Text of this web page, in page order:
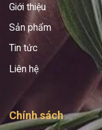
Giới thiệu
Sản phẩm
Tin tức
Liên hệ
Chính sách